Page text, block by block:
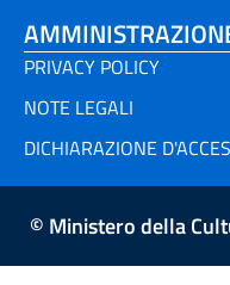
PRIVACY POLICY
NOTE LEGALI
DICHIARAZIONE
© Ministero della